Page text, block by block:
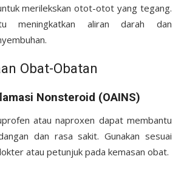
merilekskan otot-otot yang tegang.
meningkatkan aliran darah dan
Obat-Obatan
Nonsteroid (OAINS)
atau naproxen dapat membantu
dan rasa sakit. Gunakan sesuai
atau petunjuk pada kemasan obat.